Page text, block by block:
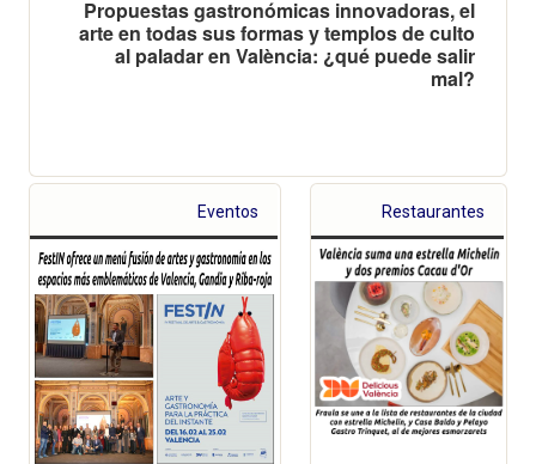
Propuestas gastronómicas innovadoras, el
arte en todas sus formas y templos de culto
al paladar en València: ¿qué puede salir
mal?
Eventos Restaurantes